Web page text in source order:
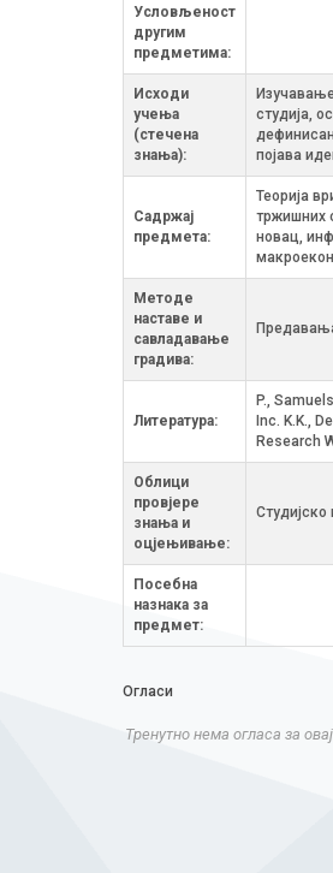
Условљеност
другим
предметима:
Исходи
учења
(стечена
знања):
студија,
појава
Садржај
предмета:
Теорија
тржишних
новац,
Методе
наставе и
савладавање
градива:
Литература:
P.,
Inc. K.K.,
Research
Облици
провјере
знања и
оцјењивање:
Посебна
назнака за
предмет:
Огласи
Тренутно нема огласа за